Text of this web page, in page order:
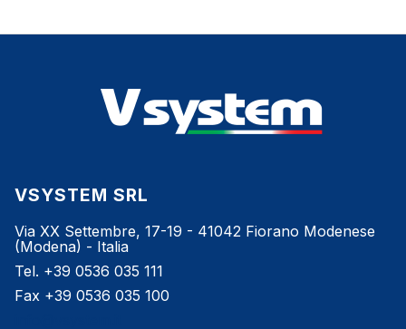
VSYSTEM SRL
Via XX Settembre, 17-19 - 41042 Fiorano Modenese
(Modena) - Italia
Tel. +39 0536 035 111
Fax +39 0536 035 100